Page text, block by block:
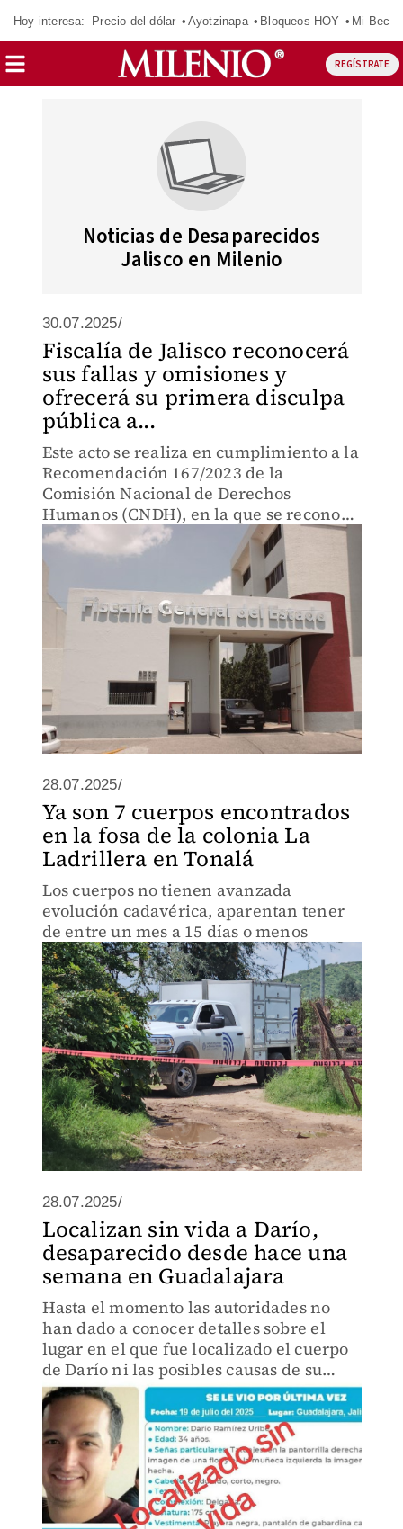
Hoy interesa: Precio del dólar Ayotzinapa Bloqueos HOY Mi Beca
REGÍSTRATE
Noticias de Desaparecidos
Jalisco en Milenio
30.07.2025/
Fiscalía de Jalisco reconocerá
sus fallas y omisiones y
ofrecerá su primera disculpa
pública a...
Este acto se realiza en cumplimiento a la
Recomendación 167/2023 de la
Comisión Nacional de Derechos
Humanos (CNDH), en la que se reconoce
la afectación al derecho a la búsqueda.
28.07.2025/
Ya son 7 cuerpos encontrados
en la fosa de la colonia La
Ladrillera en Tonalá
Los cuerpos no tienen avanzada
evolución cadavérica, aparentan tener
de entre un mes a 15 días o menos
28.07.2025/
Localizan sin vida a Darío,
desaparecido desde hace una
semana en Guadalajara
Hasta el momento las autoridades no
han dado a conocer detalles sobre el
lugar en el que fue localizado el cuerpo
de Darío ni las posibles causas de su
fallecimiento